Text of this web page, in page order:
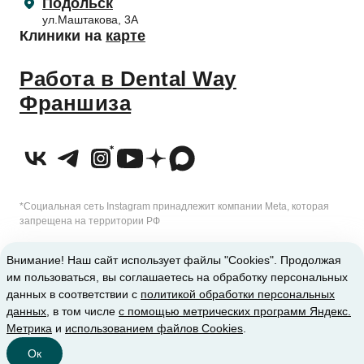
Внимание! Наш сайт использует файлы "Cookies". Продолжая
им пользоваться, вы соглашаетесь на обработку персональных
данных в соответствии с политикой обработки персональных
данных , в том числе с помощью метрических программ Яндекс.
Метрика и использованием файлов Cookies
Ок
Подольск
ул.Маштакова, 3А
Клиники на карте
Работа в Dental Way
Франшиза
*Социальная сеть Instagram принадлежит компании Meta, которая
запрещена на территории РФ
ИМЕЮТСЯ ПРОТИВОПОКАЗАНИЯ. ТРЕБУЕТСЯ КОНСУЛЬТАЦИЯ
СПЕЦИАЛИСТА